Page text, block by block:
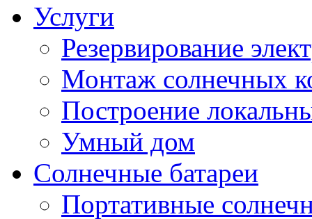
Услуги
Резервирование
Монтаж солнечных
Построение
Умный дом
Солнечные батареи
Портативные